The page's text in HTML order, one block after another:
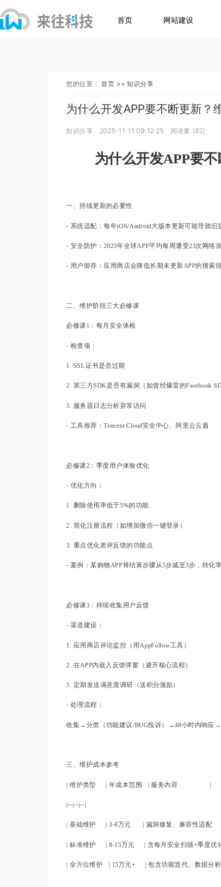
首页 网站建设
您的位置：首页 >>知识分享
为什么开发APP要不断更新？
知识分享 2025-11-11 09:12:25 阅读量 (82)
为什么开发APP要
一、持续更新的必要性
- 系统适配：每年iOS/Android大版本更新可能导致旧
- 安全防护：2023年全球APP平均每周遭受23次网络
- 用户留存：应用商店会降低长期未更新APP的搜索
二、维护阶段三大必修课
必修课1：每月安全体检
- 检查项：
1. SSL证书是否过期
2. 第三方SDK是否有漏洞（如曾经爆雷的Facebook
3. 服务器日志分析异常访问
- 工具推荐：Tencent Cloud安全中心、阿里云云盾
必修课2：季度用户体验优化
- 优化方向：
1. 删除使用率低于5%的功能
2. 简化注册流程（如增加微信一键登录）
3. 重点优化差评反馈的功能点
- 案例：某购物APP将结算步骤从5步减至3步，转化
必修课3：持续收集用户反馈
- 渠道建设：
1. 应用商店评论监控（用AppFollow工具）
2. 在APP内嵌入反馈弹窗（避开核心流程）
3. 定期发送满意度调研（送积分激励）
- 处理流程：
收集→分类（功能建议/BUG投诉）→48小时内响应
三、维护成本参考
| 维护类型 | 年成本范围 | 服务内容 |
|--|--|--|
| 基础维护 | 3-8万元 | 漏洞修复、兼容性适配
| 标准维护 | 8-15万元 | 含每月安全扫描+季度优
| 全方位维护 | 15万元+ | 包含功能迭代、数据分